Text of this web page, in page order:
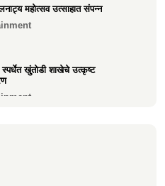
फेस्ट 2026 मध्ये दहिसरच्या कृपाली भूषण
महोत्सव उत्साहात संपन्न
स्पर्धेत खुंतोडी शाखेचे उत्कृष्ट